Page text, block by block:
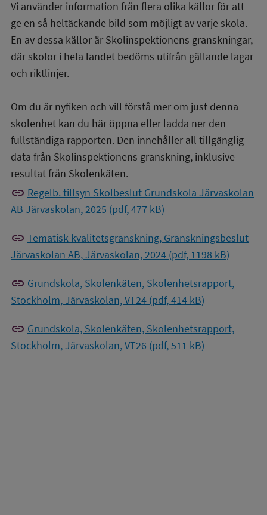
Vi använder information från flera olika källor för att
ge en så heltäckande bild som möjligt av varje skola.
En av dessa källor är Skolinspektionens granskningar,
där skolor i hela landet bedöms utifrån gällande lagar
och riktlinjer.
Om du är nyfiken och vill förstå mer om just denna
skolenhet kan du här öppna eller ladda ner den
fullständiga rapporten. Den innehåller all tillgänglig
data från Skolinspektionens granskning, inklusive
resultat från Skolenkäten.
link Regelb. tillsyn Skolbeslut Grundskola Järvaskolan
AB Järvaskolan, 2025 (pdf, 477 kB)
link Tematisk kvalitetsgranskning, Granskningsbeslut
Järvaskolan AB, Järvaskolan, 2024 (pdf, 1198 kB)
link Grundskola, Skolenkäten, Skolenhetsrapport,
Stockholm, Järvaskolan, VT24 (pdf, 414 kB)
link Grundskola, Skolenkäten, Skolenhetsrapport,
Stockholm, Järvaskolan, VT26 (pdf, 511 kB)